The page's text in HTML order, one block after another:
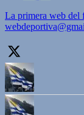
La primera web del